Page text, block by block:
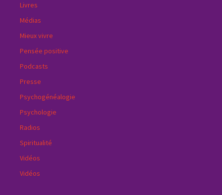
Livres
Médias
Mieux vivre
Pensée positive
Podcasts
Presse
Psychogénéalogie
Psychologie
Radios
Spiritualité
Vidéos
Vidéos